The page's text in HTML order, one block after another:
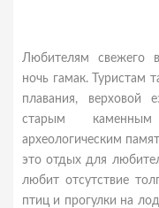
Любителям свежего
ночь гамак. Туристам
плавания, верховой
старым
археологическим
это отдых для
любит отсутствие
птиц и прогулки на